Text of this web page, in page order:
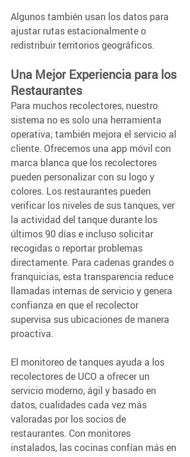
Algunos también usan los datos para
ajustar rutas estacionalmente o
redistribuir territorios geográficos.
Una Mejor Experiencia para los
Restaurantes
Para muchos recolectores, nuestro
sistema no es solo una herramienta
operativa; también mejora el servicio al
cliente. Ofrecemos una app móvil con
marca blanca que los recolectores
pueden personalizar con su logo y
colores. Los restaurantes pueden
verificar los niveles de sus tanques, ver
la actividad del tanque durante los
últimos 90 días e incluso solicitar
recogidas o reportar problemas
directamente. Para cadenas grandes o
franquicias, esta transparencia reduce
llamadas internas de servicio y genera
confianza en que el recolector
supervisa sus ubicaciones de manera
proactiva.
El monitoreo de tanques ayuda a los
recolectores de UCO a ofrecer un
servicio moderno, ágil y basado en
datos, cualidades cada vez más
valoradas por los socios de
restaurantes. Con monitores
instalados, las cocinas confían más en